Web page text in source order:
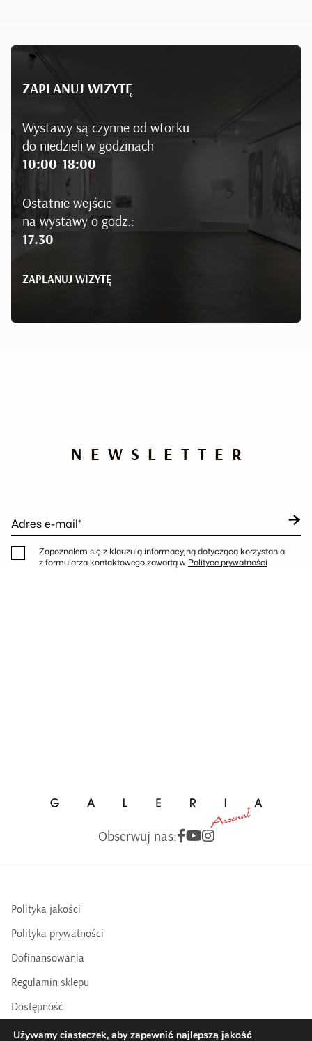
ZAPLANUJ WIZYTĘ
Wystawy są czynne od wtorku
do niedzieli w godzinach
10:00-18:00
Ostatnie wejście
na wystawy o godz.:
17.30
ZAPLANUJ WIZYTĘ
NEWSLETTER
Adres e-mail*
Zapoznałem się z klauzulą informacyjną dotyczącą korzystania
z formularza kontaktowego zawartą w Polityce prywatności
Obserwuj nas:
Polityka jakości
Polityka prywatności
Dofinansowania
Regulamin sklepu
Dostępność
BIP
Używamy ciasteczek, aby zapewnić najlepszą jakość